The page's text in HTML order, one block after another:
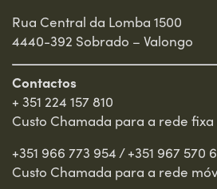
Rua Central da Lomba 1500
4440-392 Sobrado – Valongo
Contactos
+ 351 224 157 810
Custo Chamada para a rede
+351 966 773 954 /+351 967 570
Custo Chamada para a rede